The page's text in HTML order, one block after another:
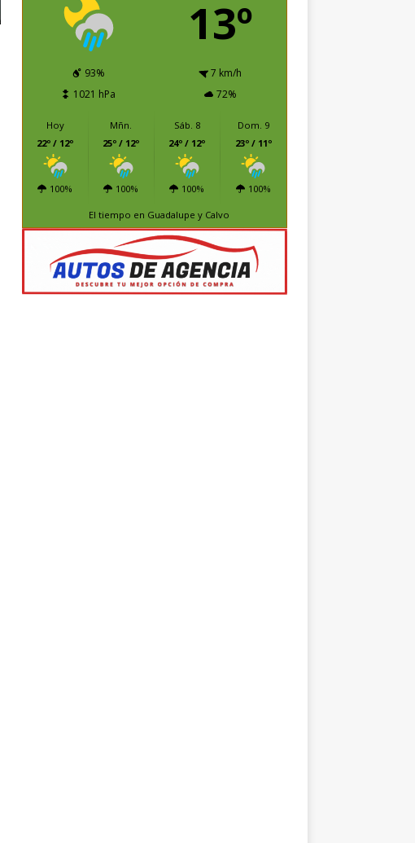
13º
93%
7 km/h
1021 hPa
72%
Hoy
22º / 12º
100%
Mñn.
25º / 12º
100%
Sáb. 8
24º / 12º
100%
Dom. 9
23º / 11º
100%
El tiempo en Guadalupe y Calvo